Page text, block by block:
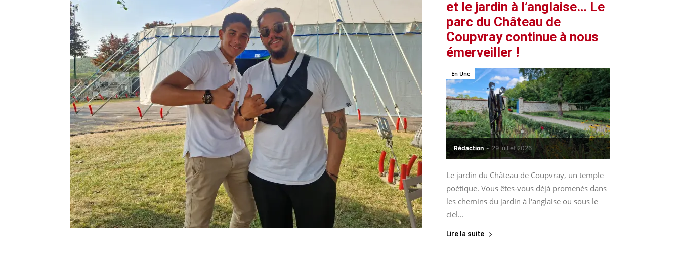
et le jardin à l’anglaise… Le
parc du Château de
Coupvray continue à nous
émerveiller !
Rédaction - 29 juillet 2026
En Une
Le jardin du Château de Coupvray, un temple
poétique. Vous êtes-vous déjà promenés dans
les chemins du jardin à l'anglaise ou sous le
ciel...
Lire la suite